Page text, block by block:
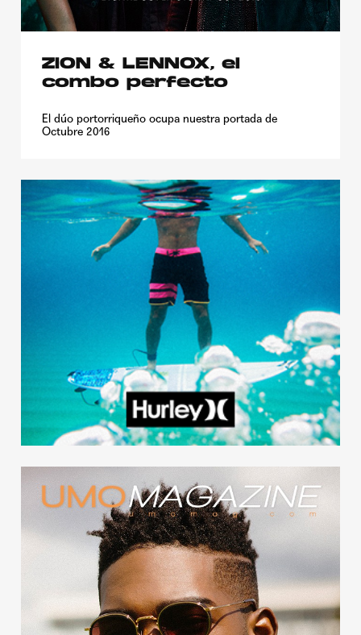
ZION & LENNOX, el
combo perfecto
El dúo portorriqueño ocupa nuestra portada de
Octubre 2016